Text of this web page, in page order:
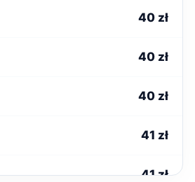
40 zł
40 zł
40 zł
41 zł
41 zł